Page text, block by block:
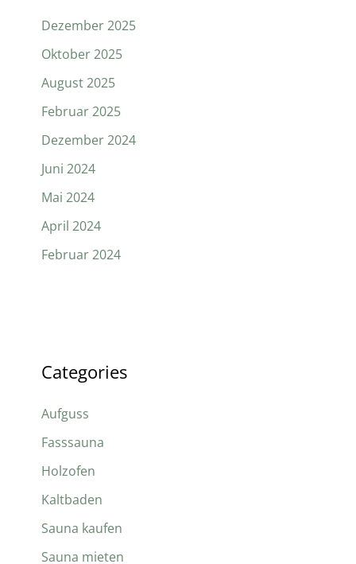
Dezember 2025
Oktober 2025
August 2025
Februar 2025
Dezember 2024
Juni 2024
Mai 2024
April 2024
Februar 2024
Categories
Aufguss
Fasssauna
Holzofen
Kaltbaden
Sauna kaufen
Sauna mieten